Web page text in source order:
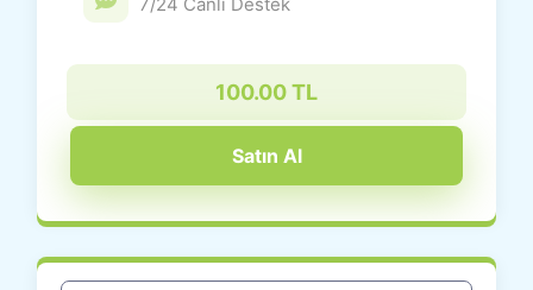
100.00 TL
Satın Al